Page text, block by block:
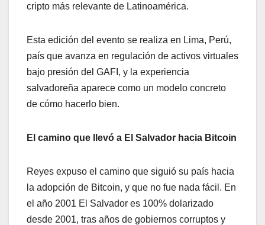
cripto más relevante de Latinoamérica.
Esta edición del evento se realiza en Lima, Perú,
país que avanza en regulación de activos virtuales
bajo presión del GAFI, y la experiencia
salvadoreña aparece como un modelo concreto
de cómo hacerlo bien.
El camino que llevó a El Salvador hacia Bitcoin
Reyes expuso el camino que siguió su país hacia
la adopción de Bitcoin, y que no fue nada fácil. En
el año 2001 El Salvador es 100% dolarizado
desde 2001, tras años de gobiernos corruptos y